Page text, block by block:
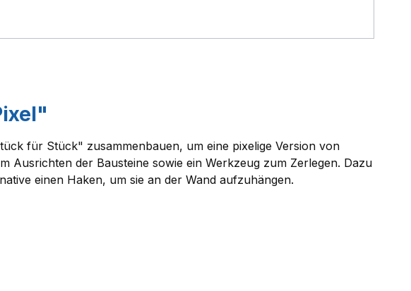
für Stück" zusammenbauen, um eine pixelige Version von
Ausrichten der Bausteine sowie ein Werkzeug zum Zerlegen. Dazu
einen Haken, um sie an der Wand aufzuhängen.